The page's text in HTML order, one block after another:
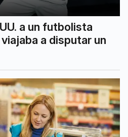
a un futbolista
a disputar un